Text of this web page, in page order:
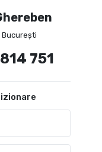
București
751